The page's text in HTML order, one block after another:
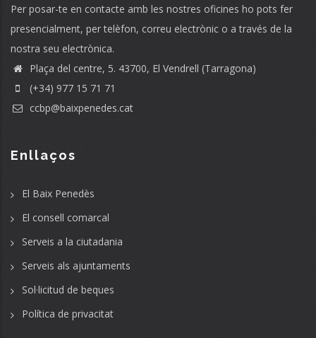
Per posar-te en contacte amb les nostres oficines ho pots fer
presencialment, per telèfon, correu electrònic o a través de la
nostra seu electrònica.
Plaça del centre, 5. 43700, El Vendrell (Tarragona)
(+34) 977 15 71 71
ccbp@baixpenedes.cat
Enllaços
El Baix Penedès
El consell comarcal
Serveis a la ciutadania
Serveis als ajuntaments
Sol·licitud de beques
Política de privacitat